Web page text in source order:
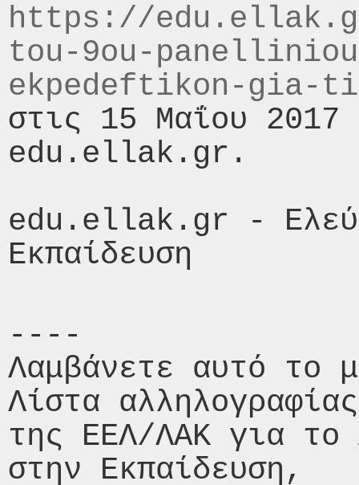
https://
tou-9ou-
ekpedeftikon-gia-
στις 15 Μαΐου
edu.ellak.gr.
edu.ellak.gr -
----
Λαμβάνετε αυτό το
Λίστα
της ΕΕΛ/ΛΑΚ για το